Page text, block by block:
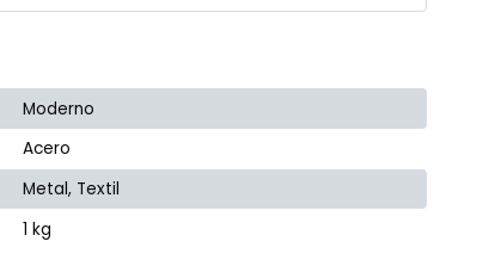
Moderno
Acero
Metal, Textil
1 kg